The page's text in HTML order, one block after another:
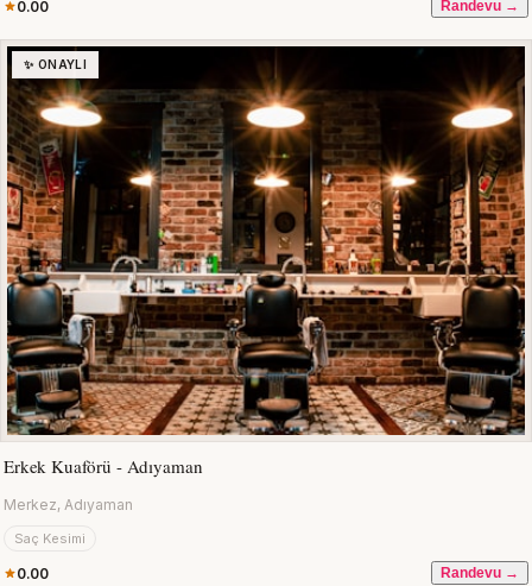
0.00 Randevu →
✨ ONAYLI
Erkek Kuaförü - Adıyaman
Merkez, Adıyaman
Saç Kesimi
0.00 Randevu →